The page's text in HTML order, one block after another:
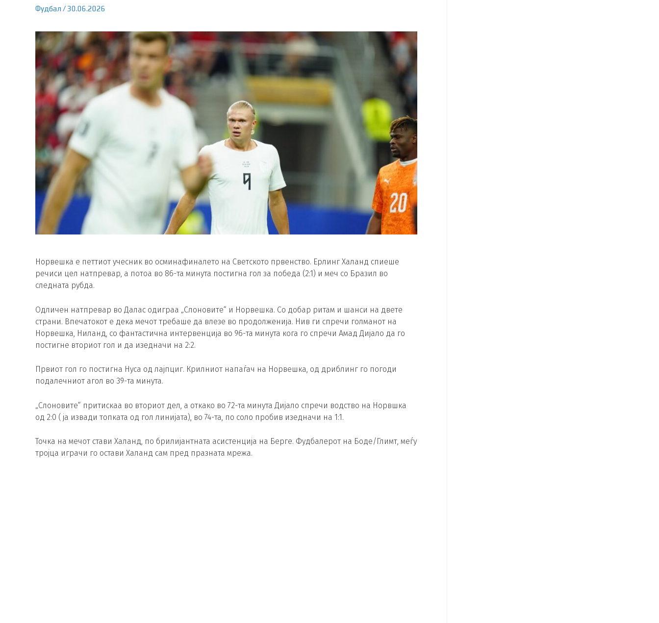
Фудбал / 30.06.2026
Норвешка е петтиот учесник во осминафиналето на Светското првенство. Ерлинг Хaланд спиеше
речиси цел натпревар, а потоа во 86-та минута постигна гол за победа (2:1) и меч со Бразил во
следната рубда.
Одличен натпревар во Далас одиграа „Слоновите“ и Норвешка. Со добар ритам и шанси на двете
страни. Впечатокот е дека мечот требаше да влезе во продолженија. Нив ги спречи голманот на
Норвешка, Ниланд, со фантастична интервенција во 96-та минута кога го спречи Амад Дијало да го
постигне вториот гол и да изедначи на 2:2.
Првиот гол го постигна Нуса од лајпциг. Крилниот напаѓач на Норвешка, од дриблинг го погоди
подалечниот агол во 39-та минута.
„Слоновите“ притискаа во вториот дел, а откако во 72-та минута Дијало спречи водство на Норвшка
од 2:0 ( ја извади топката од гол линијата), во 74-та, по соло пробив изедначи на 1:1.
Точка на мечот стави Халанд, по брилијантната асистенција на Берге. Фудбалерот на Боде/Глимт, меѓу
тројца играчи го остави Халанд сам пред празната мрежа.